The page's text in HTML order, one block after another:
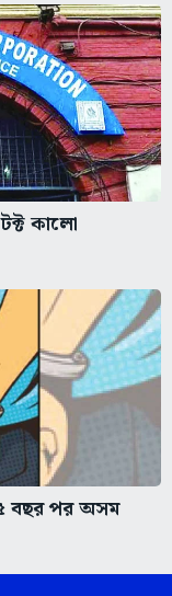
কালো
৫ বছর পর অসম